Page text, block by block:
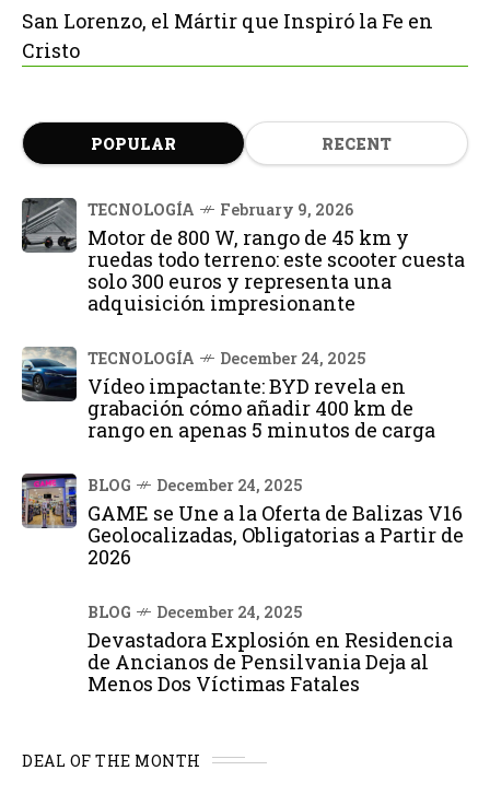
San Lorenzo, el Mártir que Inspiró la Fe en
Cristo
POPULAR RECENT
TECNOLOGÍA February 9, 2026
Motor de 800 W, rango de 45 km y
ruedas todo terreno: este scooter cuesta
solo 300 euros y representa una
adquisición impresionante
TECNOLOGÍA December 24, 2025
Vídeo impactante: BYD revela en
grabación cómo añadir 400 km de
rango en apenas 5 minutos de carga
BLOG December 24, 2025
GAME se Une a la Oferta de Balizas V16
Geolocalizadas, Obligatorias a Partir de
2026
BLOG December 24, 2025
Devastadora Explosión en Residencia
de Ancianos de Pensilvania Deja al
Menos Dos Víctimas Fatales
DEAL OF THE MONTH